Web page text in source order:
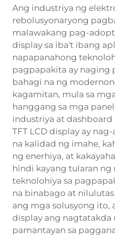
Ang industriya ng
rebolusyonaryong
malawakang pag-
display sa iba't ibang
napapanahong
pagpapakita ay naging
bahagi na ng
kagamitan, mula sa
hanggang sa mga
industriya at dashboard
TFT LCD display ay
na kalidad ng imahe,
ng enerhiya, at
hindi kayang tularan ng
teknolohiya sa
na binabago at
ang mga solusyong ito,
display ang nagtatakda
pamantayan sa